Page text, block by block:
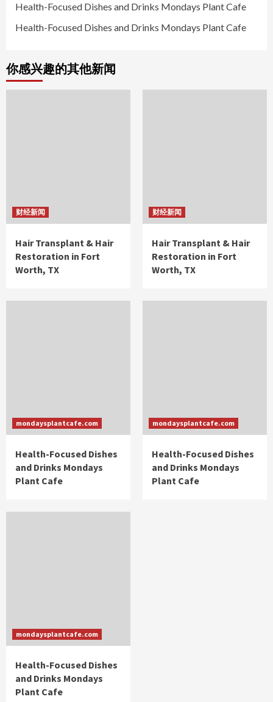
Health-Focused Dishes and Drinks Mondays Plant Cafe
Health-Focused Dishes and Drinks Mondays Plant Cafe
你感兴趣的其他新闻
财经新闻
Hair Transplant & Hair
Restoration in Fort
Worth, TX
财经新闻
Hair Transplant & Hair
Restoration in Fort
Worth, TX
mondaysplantcafe.com
Health-Focused Dishes
and Drinks Mondays
Plant Cafe
mondaysplantcafe.com
Health-Focused Dishes
and Drinks Mondays
Plant Cafe
mondaysplantcafe.com
Health-Focused Dishes
and Drinks Mondays
Plant Cafe